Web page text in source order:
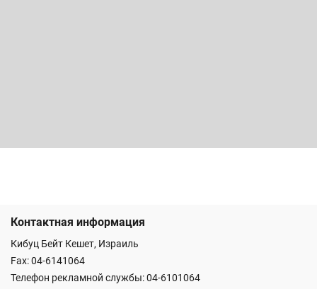
Контактная информация
Кибуц Бейт Кешет, Израиль
Fax: 04-6141064
Телефон рекламной службы: 04-6101064